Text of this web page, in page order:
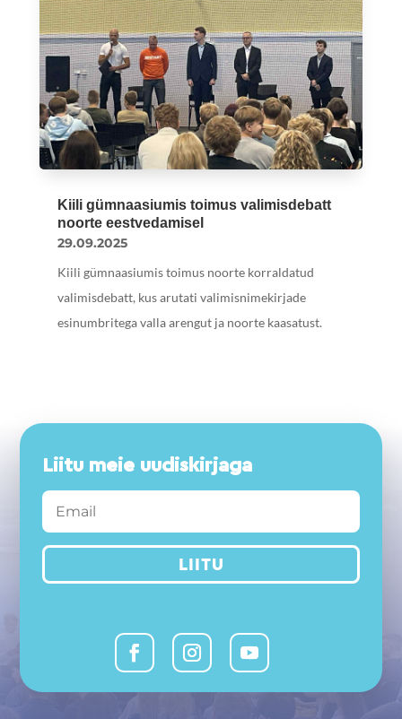
Kiili gümnaasiumis toimus valimisdebatt
noorte eestvedamisel
29.09.2025
Kiili gümnaasiumis toimus noorte korraldatud
valimisdebatt, kus arutati valimisnimekirjade
esinumbritega valla arengut ja noorte kaasatust.
Liitu meie uudiskirjaga
LIITU